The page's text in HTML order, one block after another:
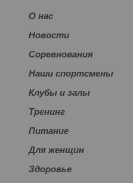
О нас
Новости
Соревнования
Наши спортсмены
Клубы и залы
Тренинг
Питание
Для женщин
Здоровье